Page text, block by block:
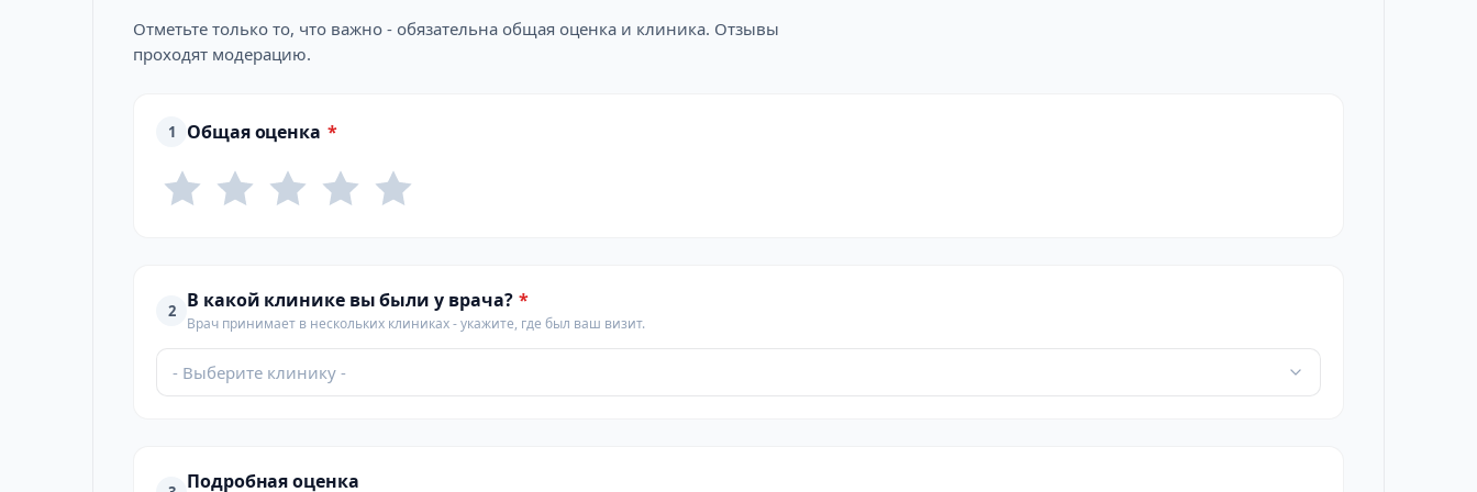
Отметьте только то, что важно - обязательна общая оценка и клиника. Отзывы
проходят модерацию.
1 Общая оценка *
2 В какой клинике вы были у врача? *
Врач принимает в нескольких клиниках - укажите, где был ваш визит.
- Выберите клинику -
Подробная оценка